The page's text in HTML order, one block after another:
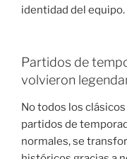
identidad del equipo.
Partidos de
volvieron
No todos los
partidos de
normales, se